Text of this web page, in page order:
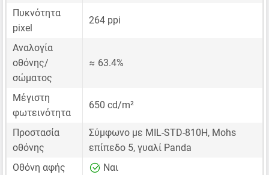
Πυκνότητα
pixel
264 ppi
Αναλογία
οθόνης/
σώματος
≈ 63.4%
Μέγιστη
φωτεινότητα
650 cd/m²
Προστασία
οθόνης
Σύμφωνο με MIL-STD-810H, Mohs
επίπεδο 5, γυαλί Panda
Οθόνη αφής
Ναι